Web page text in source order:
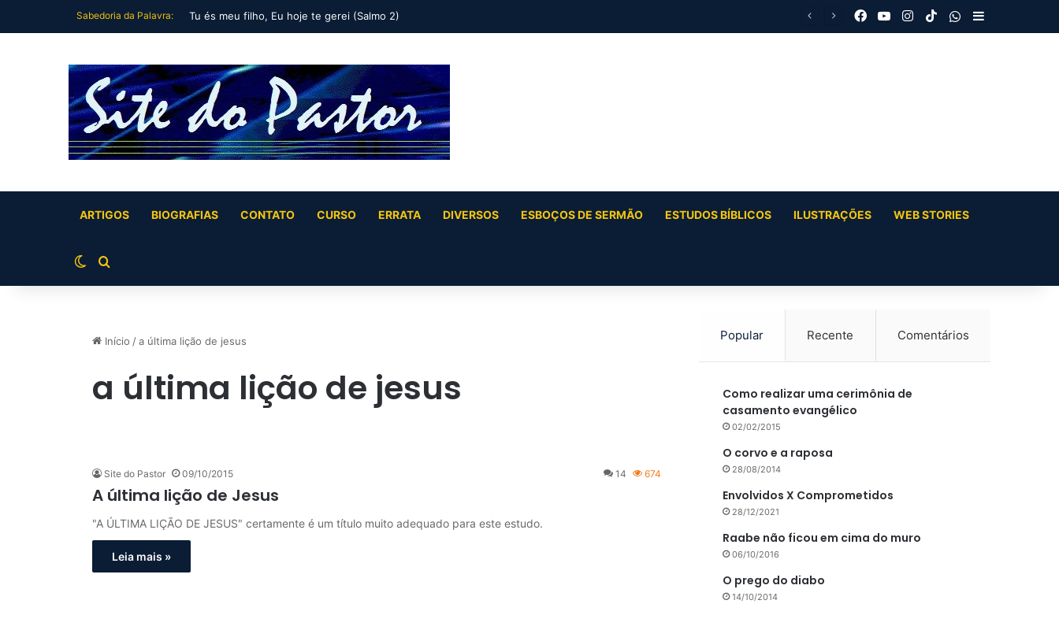
Sabedoria da Palavra: Tu és meu filho, Eu hoje te gerei (Salmo 2) Facebook
YouTubeInstagram
TikTokWhatsApp
Barra Lateral
ARTIGOS BIOGRAFIAS CONTATO CURSO ERRATA DIVERSOS ESBOÇOS DE SERMÃO ESTUDOS BÍBLICOS ILUSTRAÇÕES WEB STORIES
Switch skin
Buscar por
Início /a última lição de jesus
a última lição de jesus
Site do Pastor 09/10/2015 14 674
A última lição de Jesus
"A ÚLTIMA LIÇÃO DE JESUS" certamente é um título muito adequado para este estudo.
Leia mais »
Popular Recente Comentários
Como realizar uma cerimônia de
casamento evangélico
02/02/2015
O corvo e a raposa
28/08/2014
Envolvidos X Comprometidos
28/12/2021
Raabe não ficou em cima do muro
06/10/2016
O prego do diabo
14/10/2014